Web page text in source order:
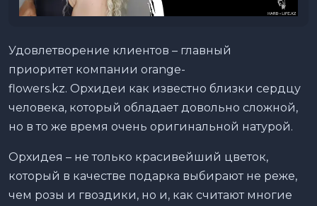
Удовлетворение клиентов – главный
приоритет компании orange-
flowers.kz. Орхидеи как известно близки сердцу
человека, который обладает довольно сложной,
но в то же время очень оригинальной натурой.
Орхидея – не только красивейший цветок,
который в качестве подарка выбирают не реже,
чем розы и гвоздики, но и, как считают многие